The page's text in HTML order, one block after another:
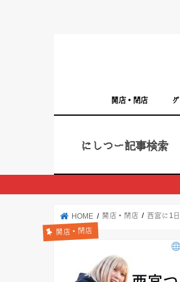
開店・閉店
にしつー記事検索
HOME 開店・閉店 西宮に1
開店・閉店